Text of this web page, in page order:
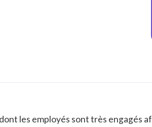
les employés sont très engagés